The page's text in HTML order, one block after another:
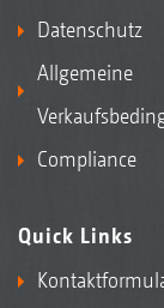
Datenschutz
Allgemeine
Compliance
Quick Links